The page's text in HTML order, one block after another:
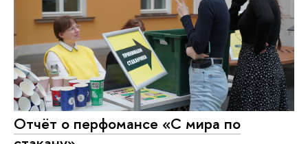
Отчёт о перфомансе «С мира по